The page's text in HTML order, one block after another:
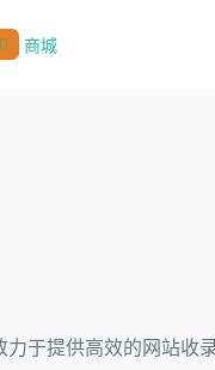
商城
于提供高效的网站